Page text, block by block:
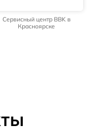
Сервисный центр BBK в
Красноярске